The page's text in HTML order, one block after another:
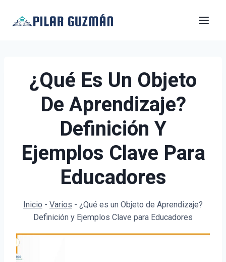
¿Qué Es Un Objeto
De Aprendizaje?
Definición Y
Ejemplos Clave Para
Educadores
Inicio - Varios - ¿Qué es un Objeto de Aprendizaje?
Definición y Ejemplos Clave para Educadores